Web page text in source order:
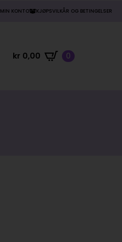
MIN KONTO KJØPSVILKÅR OG BETINGELSER
kr 0,00 0